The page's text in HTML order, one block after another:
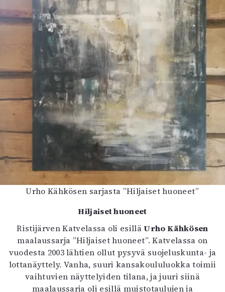
Urho Kähkösen sarjasta ”Hiljaiset huoneet”
Hiljaiset huoneet
Ristijärven Katvelassa oli esilläUrho Kähkösen
maalaussarja ”Hiljaiset huoneet”. Katvelassa on
vuodesta 2003 lähtien ollut pysyvä suojeluskunta- ja
lottanäyttely. Vanha, suuri kansakoululuokka toimii
vaihtuvien näyttelyiden tilana, ja juuri siinä
maalaussarja oli esillä muistotaulujen ja